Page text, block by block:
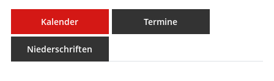
Kalender Termine
Niederschriften